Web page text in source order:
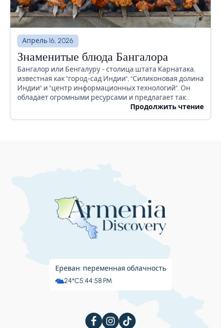
Апрель 16, 2026
Знаменитые блюда Бангалора
Бангалор или Бенгалуру - столица штата Карнатака,
известная как "город-сад Индии", "Силиконовая долина
Индии" и "центр информационных технологий". Он
обладает огромными ресурсами и предлагает так
много для своих жителей. Бангалор славится
Продолжить чтение
Ереван: переменная облачность
24°C5:44:59 PM